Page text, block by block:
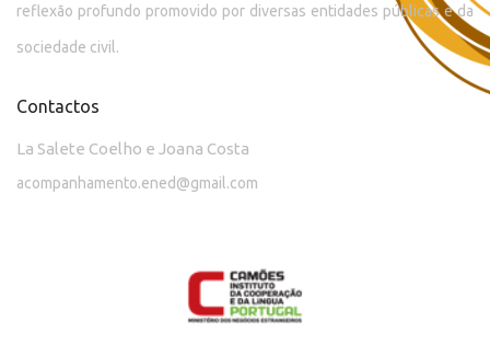
reflexão profundo promovido por diversas entidades públicas e da
sociedade civil.
Contactos
La Salete Coelho e Joana Costa
acompanhamento.ened@gmail.com